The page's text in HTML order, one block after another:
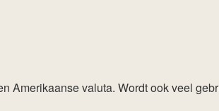
valuta. Wordt ook veel